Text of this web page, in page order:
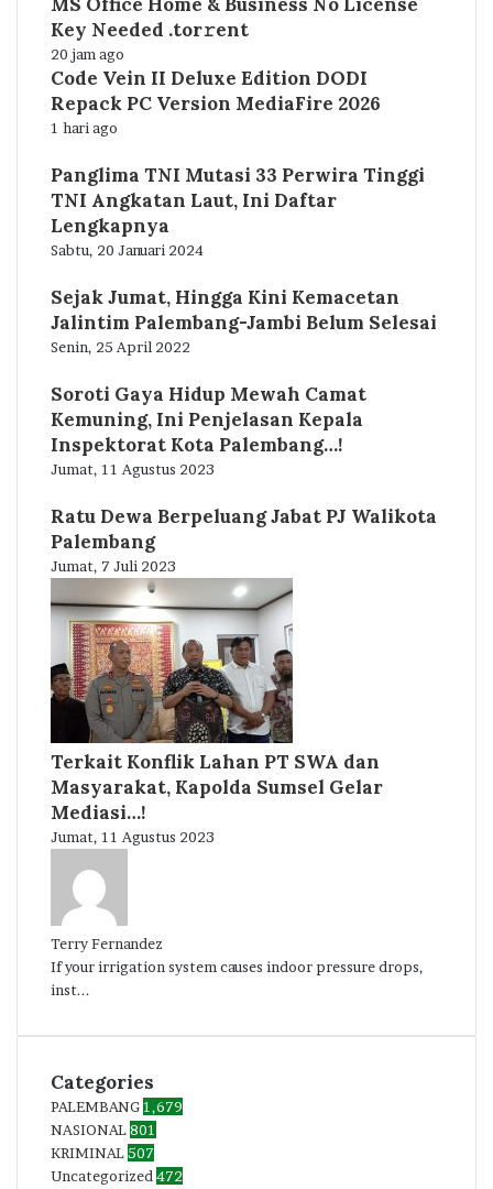
Key Needed .tоr𝚛еnt
20 jam ago
Code Vein II Deluxe Edition DODI
Repack PC Version MediaFire 2026
1 hari ago
Panglima TNI Mutasi 33 Perwira Tinggi
TNI Angkatan Laut, Ini Daftar
Lengkapnya
Sabtu, 20 Januari 2024
Sejak Jumat, Hingga Kini Kemacetan
Jalintim Palembang-Jambi Belum Selesai
Senin, 25 April 2022
Soroti Gaya Hidup Mewah Camat
Kemuning, Ini Penjelasan Kepala
Inspektorat Kota Palembang…!
Jumat, 11 Agustus 2023
Ratu Dewa Berpeluang Jabat PJ Walikota
Palembang
Jumat, 7 Juli 2023
Terkait Konflik Lahan PT SWA dan
Masyarakat, Kapolda Sumsel Gelar
Mediasi…!
Jumat, 11 Agustus 2023
Terry Fernandez
If your irrigation system causes indoor pressure drops,
inst...
Categories
PALEMBANG1,679
NASIONAL801
KRIMINAL507
Uncategorized 472